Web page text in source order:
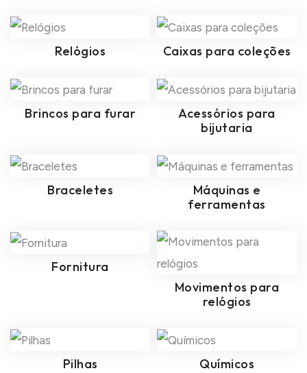
Relógios Caixas para coleções
Brincos para furar
Acessórios para
bijutaria
Braceletes
Máquinas e
ferramentas
Fornitura
Movimentos para
relógios
Pilhas Químicos